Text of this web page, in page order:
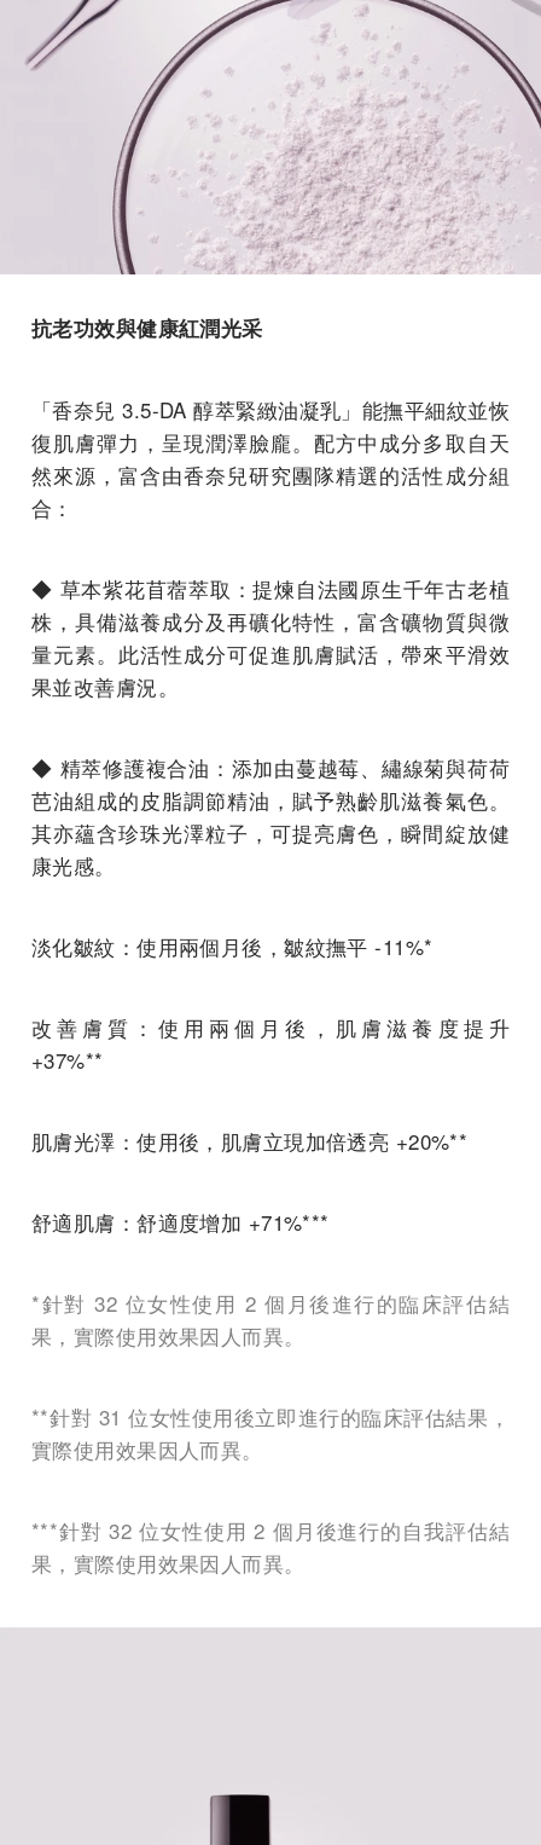
抗老功效與健康紅潤光采
「香奈兒 3.5-DA 醇萃緊緻油凝乳」能撫平細紋並恢
復肌膚彈力，呈現潤澤臉龐。配方中成分多取自天
然來源，富含由香奈兒研究團隊精選的活性成分組
合：
◆ 草本紫花苜蓿萃取：提煉自法國原生千年古老植
株，具備滋養成分及再礦化特性，富含礦物質與微
量元素。此活性成分可促進肌膚賦活，帶來平滑效
果並改善膚況。
◆ 精萃修護複合油：添加由蔓越莓、繡線菊與荷荷
芭油組成的皮脂調節精油，賦予熟齡肌滋養氣色。
其亦蘊含珍珠光澤粒子，可提亮膚色，瞬間綻放健
康光感。
淡化皺紋：使用兩個月後，皺紋撫平 -11%*
改善膚質：使用兩個月後，肌膚滋養度提升
+37%**
肌膚光澤：使用後，肌膚立現加倍透亮 +20%**
舒適肌膚：舒適度增加 +71%***
*針對 32 位女性使用 2 個月後進行的臨床評估結
果，實際使用效果因人而異。
**針對 31 位女性使用後立即進行的臨床評估結果，
實際使用效果因人而異。
***針對 32 位女性使用 2 個月後進行的自我評估結
果，實際使用效果因人而異。